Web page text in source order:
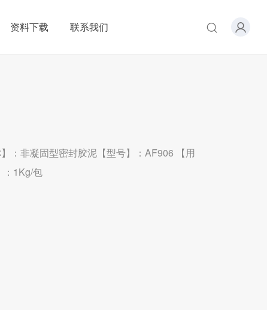
资料下载 联系我们
：非凝固型密封胶泥【型号】：AF906 【用
：1Kg/包